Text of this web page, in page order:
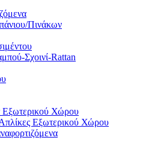
Πινάκων
Σχοινί-Rattan
Εξωτερικού Χώρου
Απλίκες Εξωτερικού Χώρου